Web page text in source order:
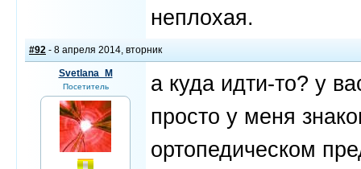
неплохая.
#92 - 8 апреля 2014, вторник
Svetlana_M
Посетитель
а куда идти-то? у
просто у меня
ортопедическом